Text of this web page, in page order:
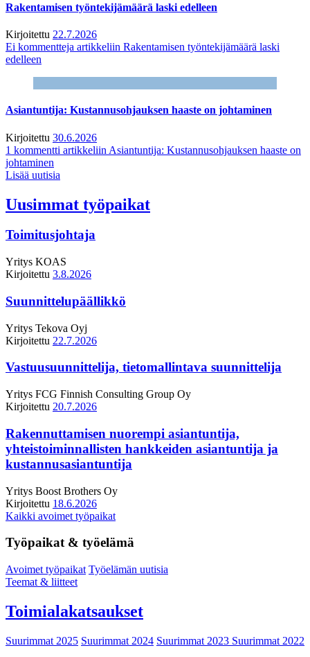
Rakentamisen työntekijämäärä laski edelleen
Kirjoitettu 22.7.2026
Ei kommentteja artikkeliin Rakentamisen työntekijämäärä laski
edelleen
Asiantuntija: Kustannusohjauksen haaste on johtaminen
Kirjoitettu 30.6.2026
1 kommentti artikkeliin Asiantuntija: Kustannusohjauksen haaste on
johtaminen
Lisää uutisia
Uusimmat työpaikat
Toimitusjohtaja
Yritys KOAS
Kirjoitettu 3.8.2026
Suunnittelupäällikkö
Yritys Tekova Oyj
Kirjoitettu 22.7.2026
Vastuusuunnittelija, tietomallintava suunnittelija
Yritys FCG Finnish Consulting Group Oy
Kirjoitettu 20.7.2026
Rakennuttamisen nuorempi asiantuntija,
yhteistoiminnallisten hankkeiden asiantuntija ja
kustannusasiantuntija
Yritys Boost Brothers Oy
Kirjoitettu 18.6.2026
Kaikki avoimet työpaikat
Työpaikat & työelämä
Avoimet työpaikat Työelämän uutisia
Teemat & liitteet
Toimialakatsaukset
Suurimmat 2025 Suurimmat 2024 Suurimmat 2023 Suurimmat 2022